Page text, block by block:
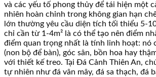
và các yếu tố phong thủy để tái hiện một
nhiên hoàn chỉnh trong không gian hạn
lớn thường yêu cầu diện tích tối thiểu 5-
chỉ cần từ 1-4m² là có thể tạo nên điểm
điểm quan trọng nhất là tính linh hoạt: nó
(non bộ để bàn), góc sân, bồn hoa hay
với thiết kế treo. Tại Đá Cảnh Thiên An,
tự nhiên như đá vân mây, đá sa thạch, đá